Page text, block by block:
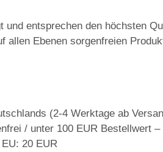
und entsprechen den höchsten
allen Ebenen sorgenfreien
(2-4 Werktage ab
/ unter 100 EUR Bestellwert –
20 EUR